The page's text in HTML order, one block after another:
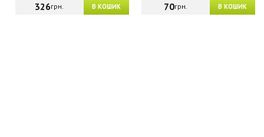
В КОШИК
326грн. В КОШИК
70грн.